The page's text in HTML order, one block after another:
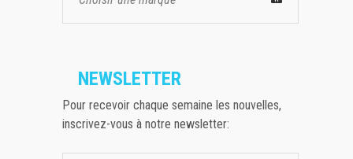
NEWSLETTER
Pour recevoir chaque semaine les nouvelles,
inscrivez-vous à notre newsletter: